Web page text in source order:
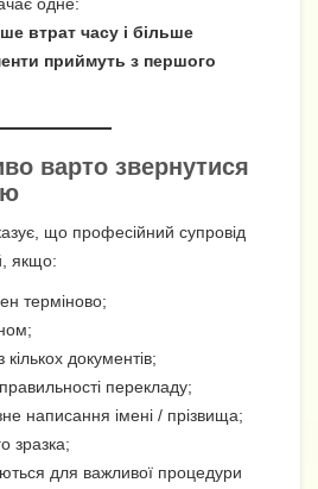
втрат часу і більше
приймуть з першого
варто звернутися
що професійний супровід
якщо:
терміново;
кількох документів;
перекладу;
написання імені / прізвища;
зразка;
для важливої процедури